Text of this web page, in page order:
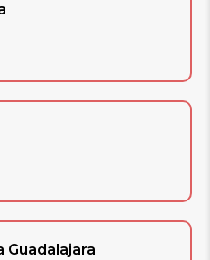
Guadalajara